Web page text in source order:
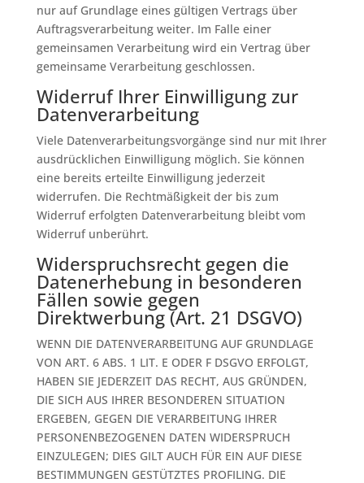
nur auf Grundlage eines gültigen Vertrags über
Auftragsverarbeitung weiter. Im Falle einer
gemeinsamen Verarbeitung wird ein Vertrag über
gemeinsame Verarbeitung geschlossen.
Widerruf Ihrer Einwilligung zur
Datenverarbeitung
Viele Datenverarbeitungsvorgänge sind nur mit Ihrer
ausdrücklichen Einwilligung möglich. Sie können
eine bereits erteilte Einwilligung jederzeit
widerrufen. Die Rechtmäßigkeit der bis zum
Widerruf erfolgten Datenverarbeitung bleibt vom
Widerruf unberührt.
Widerspruchsrecht gegen die
Datenerhebung in besonderen
Fällen sowie gegen
Direktwerbung (Art. 21 DSGVO)
WENN DIE DATENVERARBEITUNG AUF GRUNDLAGE
VON ART. 6 ABS. 1 LIT. E ODER F DSGVO ERFOLGT,
HABEN SIE JEDERZEIT DAS RECHT, AUS GRÜNDEN,
DIE SICH AUS IHRER BESONDEREN SITUATION
ERGEBEN, GEGEN DIE VERARBEITUNG IHRER
PERSONENBEZOGENEN DATEN WIDERSPRUCH
EINZULEGEN; DIES GILT AUCH FÜR EIN AUF DIESE
BESTIMMUNGEN GESTÜTZTES PROFILING. DIE